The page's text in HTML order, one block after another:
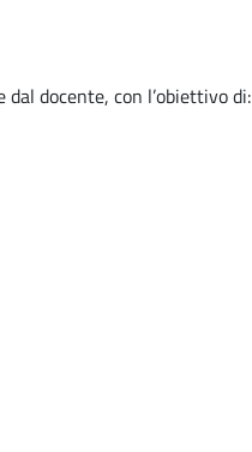
docente, con l’obiettivo di: